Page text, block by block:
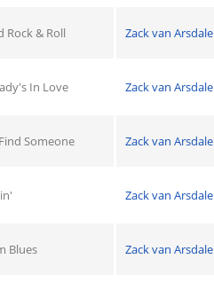
Rock & Roll Zack van Arsdale
In Love Zack van Arsdale
Someone Zack van Arsdale
Zack van Arsdale
Blues Zack van Arsdale